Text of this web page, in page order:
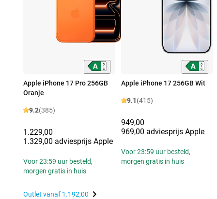
Apple iPhone 17 Pro 256GB
Oranje
9.2(385)
1.229,00
1.329,00 adviesprijs Apple
Voor 23:59 uur besteld,
morgen gratis in huis
Outlet vanaf 1.192,00
Apple iPhone 17 256GB Wit
9.1(415)
949,00
969,00 adviesprijs Apple
Voor 23:59 uur besteld,
morgen gratis in huis